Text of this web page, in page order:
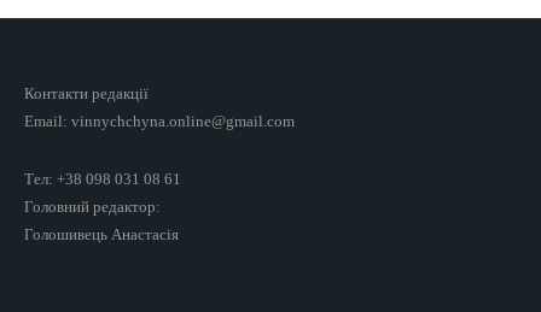
Контакти редакції
Email: vinnychchyna.online@gmail.com
Тел: +38 098 031 08 61
Головний редактор:
Голошивець Анастасія